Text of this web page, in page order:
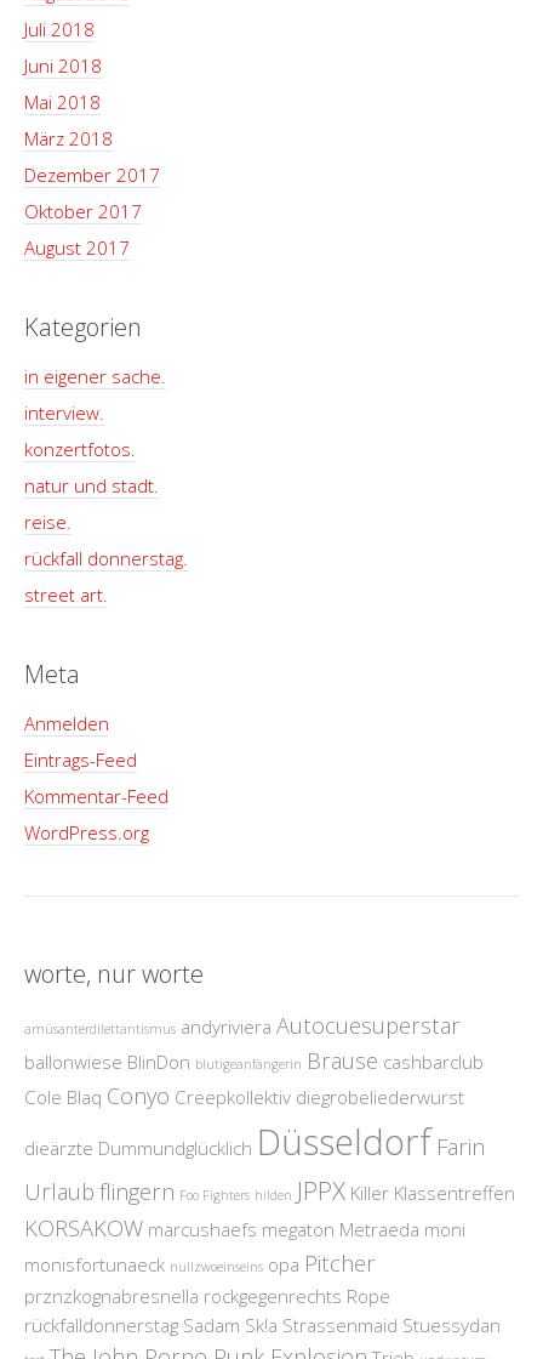
Juli 2018
Juni 2018
Mai 2018
März 2018
Dezember 2017
Oktober 2017
August 2017
Kategorien
in eigener sache.
interview.
konzertfotos.
natur und stadt.
reise.
rückfall donnerstag.
street art.
Meta
Anmelden
Eintrags-Feed
Kommentar-Feed
WordPress.org
worte, nur worte
amüsanterdilettantismus andyriviera Autocuesuperstar
ballonwiese BlinDon blutigeanfängerin Brause cashbarclub
Cole Blaq Conyo Creepkollektiv diegrobeliederwurst
dieärzte Dummundglücklich Düsseldorf Farin
Urlaub flingern Foo Fighters hilden JPPX Killer Klassentreffen
KORSAKOW marcushaefs megaton Metraeda moni
monisfortunaeck nullzwoeinseins opa Pitcher
prznzkognabresnella rockgegenrechts Rope
rückfalldonnerstag Sadam Sk!a Strassenmaid Stuessydan